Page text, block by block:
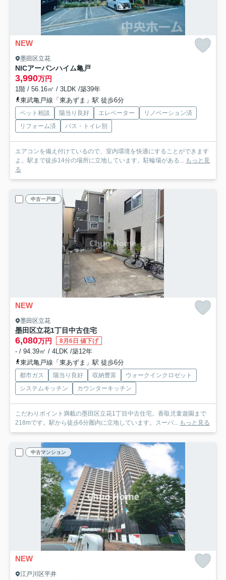
NEW
墨田区立花
NICアーバンハイム亀戸
3,990万円
1階 / 56.16㎡ / 3LDK /築39年
東武亀戸線「東あずま」駅 徒歩6分
ペット相談 陽当り良好 エレベーター
リノベーション済
リフォーム済
バス・トイレ別
エアコンを備え付けているので、室内環境を快適にすることができます
よ。駅まで徒歩14分の場所に立地しています。駐輪場がある... もっと見
る
中古一戸建
NEW
墨田区立花
墨田区立花1丁目中古住宅
6,080万円 8月6日 値下げ
- / 94.39㎡ / 4LDK /築12年
東武亀戸線「東あずま」駅 徒歩6分
都市ガス 陽当り良好 収納豊富
ウォークインクロゼット
システムキッチン
カウンターキッチン
こだわりポイント満載の墨田区立花1丁目中古住宅。香取児童遊園まで
218mです。駅から徒歩6分圏内に立地しています。スーパ... もっと見る
中古マンション
NEW
江戸川区平井